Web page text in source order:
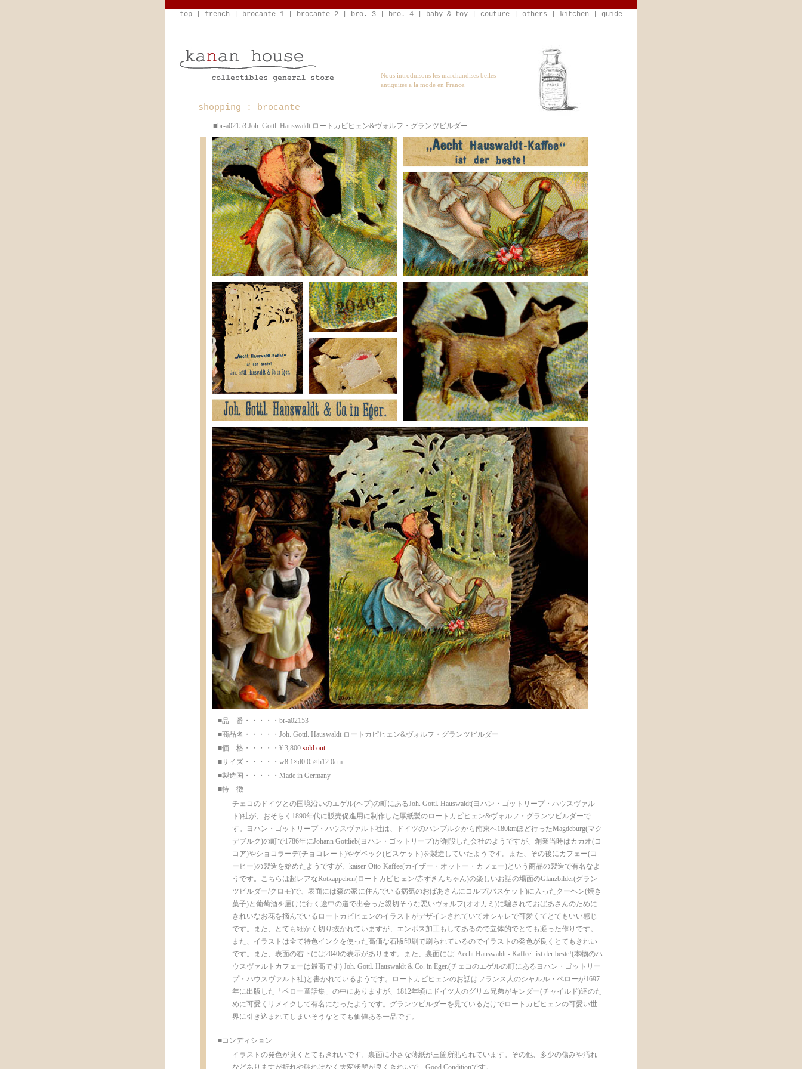
top french brocante 1 brocante 2 bro. 3 bro. 4 baby & toy couture others kitchen guide
Nous introduisons les marchandises belles
antiquites a la mode en France.
shopping : brocante
■br-a02153 Joh. Gottl. Hauswaldt ロートカピヒェン&ヴォルフ・グランツビルダー
■品 番・・・・・br-a02153
■商品名・・・・・Joh. Gottl. Hauswaldt ロートカピヒェン&ヴォルフ・グランツビルダー
■価 格・・・・・¥ 3,800sold out
■サイズ・・・・・w8.1×d0.05×h12.0cm
■製造国・・・・・Made in Germany
■特 徴
チェコのドイツとの国境沿いのエゲル(ヘプ)の町にあるJoh. Gottl. Hauswaldt(ヨハン・ゴットリープ・ハウスヴァル
ト)社が、おそらく1890年代に販売促進用に制作した厚紙製のロートカピヒェン&ヴォルフ・グランツビルダーで
す。ヨハン・ゴットリープ・ハウスヴァルト社は、ドイツのハンブルクから南東へ180kmほど行ったMagdeburg(マク
デブルク)の町で1786年にJohann Gottlieb(ヨハン・ゴットリープ)が創設した会社のようですが、創業当時はカカオ(コ
コア)やショコラーデ(チョコレート)やゲベック(ビスケット)を製造していたようです。また、その後にカフェー(コ
ーヒー)の製造を始めたようですが、kaiser-Otto-Kaffee(カイザー・オットー・カフェー)という商品の製造で有名なよ
うです。こちらは超レアなRotkappchen(ロートカピヒェン/赤ずきんちゃん)の楽しいお話の場面のGlanzbilder(グラン
ツビルダー/クロモ)で、表面には森の家に住んでいる病気のおばあさんにコルプ(バスケット)に入ったクーヘン(焼き
菓子)と葡萄酒を届けに行く途中の道で出会った親切そうな悪いヴォルフ(オオカミ)に騙されておばあさんのために
きれいなお花を摘んでいるロートカピヒェンのイラストがデザインされていてオシャレで可愛くてとてもいい感じ
です。また、とても細かく切り抜かれていますが、エンボス加工もしてあるので立体的でとても凝った作りです。
また、イラストは全て特色インクを使った高価な石版印刷で刷られているのでイラストの発色が良くとてもきれい
です。また、表面の右下には2040の表示があります。また、裏面には"Aecht Hauswaldt - Kaffee" ist der beste!(本物のハ
ウスヴァルトカフェーは最高です) Joh. Gottl. Hauswaldt & Co. in Eger.(チェコのエゲルの町にあるヨハン・ゴットリー
プ・ハウスヴァルト社)と書かれているようです。ロートカピヒェンのお話はフランス人のシャルル・ペローが1697
年に出版した「ペロー童話集」の中にありますが、1812年頃にドイツ人のグリム兄弟がキンダー(チャイルド)達のた
めに可愛くリメイクして有名になったようです。グランツビルダーを見ているだけでロートカピヒェンの可愛い世
界に引き込まれてしまいそうなとても価値ある一品です。
■コンディション
イラストの発色が良くとてもきれいです。裏面に小さな薄紙が三箇所貼られています。その他、多少の傷みや汚れ
などありますが折れや破れはなく大変状態が良くきれいで、Good Conditionです。